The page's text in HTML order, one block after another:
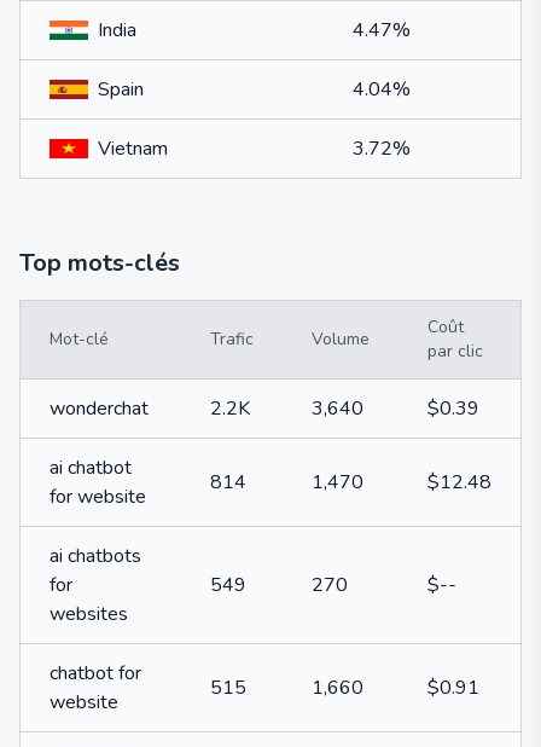
India 4.47%
Spain 4.04%
Vietnam 3.72%
Top mots-clés
Mot-clé Trafic Volume
Coût
par clic
wonderchat 2.2K 3,640 $0.39
ai chatbot
for website
814 1,470 $12.48
ai chatbots
for
websites
549 270 $--
chatbot for
website
515 1,660 $0.91